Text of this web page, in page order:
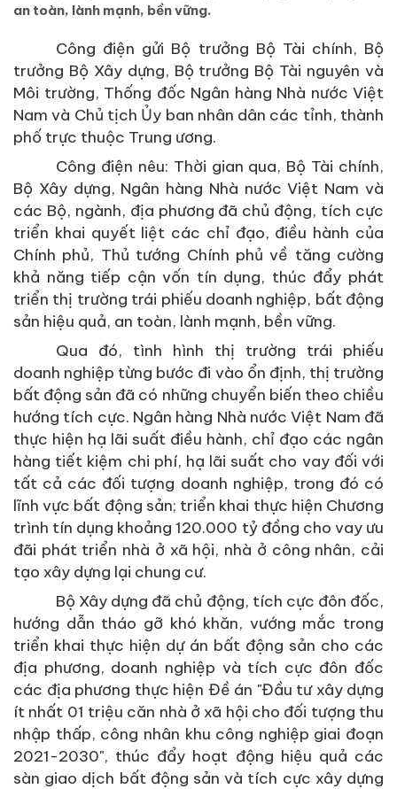
an toàn, lành mạnh, bền vững.
Công điện gửi Bộ trưởng Bộ Tài chính, Bộ
trưởng Bộ Xây dựng, Bộ trưởng Bộ Tài nguyên và
Môi trường, Thống đốc Ngân hàng Nhà nước Việt
Nam và Chủ tịch Ủy ban nhân dân các tỉnh, thành
phố trực thuộc Trung ương.
Công điện nêu: Thời gian qua, Bộ Tài chính,
Bộ Xây dựng, Ngân hàng Nhà nước Việt Nam và
các Bộ, ngành, địa phương đã chủ động, tích cực
triển khai quyết liệt các chỉ đạo, điều hành của
Chính phủ, Thủ tướng Chính phủ về tăng cường
khả năng tiếp cận vốn tín dụng, thúc đẩy phát
triển thị trường trái phiếu doanh nghiệp, bất động
sản hiệu quả, an toàn, lành mạnh, bền vững.
Qua đó, tình hình thị trường trái phiếu
doanh nghiệp từng bước đi vào ổn định, thị trường
bất động sản đã có những chuyển biến theo chiều
hướng tích cực. Ngân hàng Nhà nước Việt Nam đã
thực hiện hạ lãi suất điều hành, chỉ đạo các ngân
hàng tiết kiệm chi phí, hạ lãi suất cho vay đối với
tất cả các đối tượng doanh nghiệp, trong đó có
lĩnh vực bất động sản; triển khai thực hiện Chương
trình tín dụng khoảng 120.000 tỷ đồng cho vay ưu
đãi phát triển nhà ở xã hội, nhà ở công nhân, cải
tạo xây dựng lại chung cư.
Bộ Xây dựng đã chủ động, tích cực đôn đốc,
hướng dẫn tháo gỡ khó khăn, vướng mắc trong
triển khai thực hiện dự án bất động sản cho các
địa phương, doanh nghiệp và tích cực đôn đốc
các địa phương thực hiện Đề án "Đầu tư xây dựng
ít nhất 01 triệu căn nhà ở xã hội cho đối tượng thu
nhập thấp, công nhân khu công nghiệp giai đoạn
2021-2030", thúc đẩy hoạt động hiệu quả các
sàn giao dịch bất động sản và tích cực xây dựng